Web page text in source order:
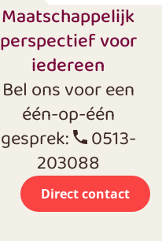
Maatschappelijk
perspectief voor
iedereen
Bel ons voor een
één-op-één
gesprek: 0513-
203088
Direct contact